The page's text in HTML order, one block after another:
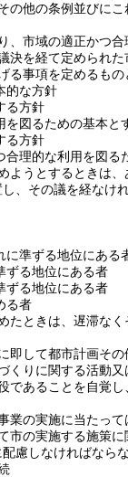
の他の条例並びに
、市域の適正かつ
決を経て定められ
る事項を定めるもの
的な方針
る方針
を図るための基本と
る方針
合理的な利用を図る
ようとするときは
、その議を経なけれ
に準ずる地位にある
ずる地位にある者
ずる地位にある者
る者
たときは、遅滞なく
即して都市計画そ
くりに関する活動
であることを自覚
業の実施に当たっ
市の実施する施策
慮しなければならな